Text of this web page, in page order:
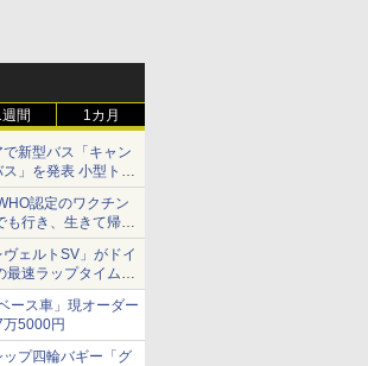
週間 1カ月
新型バス「キャン
」を発表 小型トラ
向けバス
認定のワクチン
も行き、生きて帰っ
ーで命をつなぐ
ェルトSV」がドイ
最速ラップタイムを
ース車」現オーダー
5000円
プ四輪バギー「グ